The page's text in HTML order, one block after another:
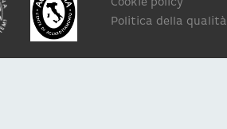
Cookie policy
Politica della qualità